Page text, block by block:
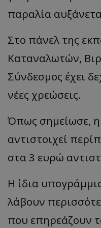
παραλία
Στο πάνελ της
Καταναλωτών,
Σύνδεσμος έχει
νέες χρεώσεις.
Όπως σημείωσε,
αντιστοιχεί
στα 3 ευρώ
Η ίδια
λάβουν
που επηρεάζουν